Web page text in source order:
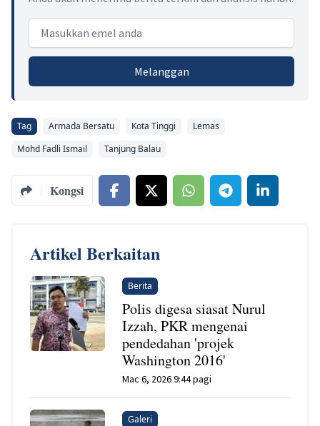
Email address
Melanggan
Tag Armada Bersatu Kota Tinggi
Lemas
Mohd Fadli Ismail
Tanjung Balau
Kongsi
Artikel Berkaitan
Berita
Polis digesa siasat Nurul
Izzah, PKR mengenai
pendedahan 'projek
Washington 2016'
Mac 6, 2026 9:44 pagi
Galeri